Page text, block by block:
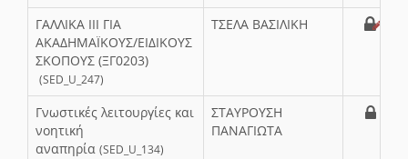
ΓΑΛΛΙΚΑ ΙΙΙ ΓΙΑ
ΑΚΑΔΗΜΑΪΚΟΥΣ/ΕΙΔΙΚΟΥΣ
ΣΚΟΠΟΥΣ (ΞΓ0203)
(SED_U_247)
ΤΣΕΛΑ ΒΑΣΙΛΙΚΗ
Γνωστικές λειτουργίες και
νοητική
αναπηρία (SED_U_134)
ΣΤΑΥΡΟΥΣΗ
ΠΑΝΑΓΙΩΤΑ